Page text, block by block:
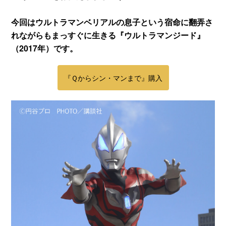
今回はウルトラマンベリアルの息子という宿命に翻弄さ
れながらもまっすぐに生きる『ウルトラマンジード』
（2017年）です。
『Ｑからシン・マンまで』購入